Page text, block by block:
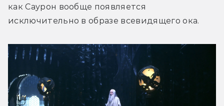
как Саурон вообще появляется
исключительно в образе всевидящего ока.